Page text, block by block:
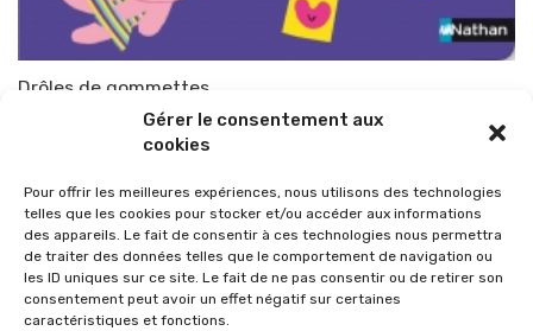
Gérer le consentement aux
cookies
Pour offrir les meilleures expériences, nous utilisons des technologies
telles que les cookies pour stocker et/ou accéder aux informations
des appareils. Le fait de consentir à ces technologies nous permettra
de traiter des données telles que le comportement de navigation ou
les ID uniques sur ce site. Le fait de ne pas consentir ou de retirer son
consentement peut avoir un effet négatif sur certaines
caractéristiques et fonctions.
Drôles de gommettes
TOP-PARENTS 20 août 2009